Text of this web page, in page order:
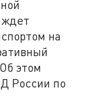
ждет
на
этом
России по